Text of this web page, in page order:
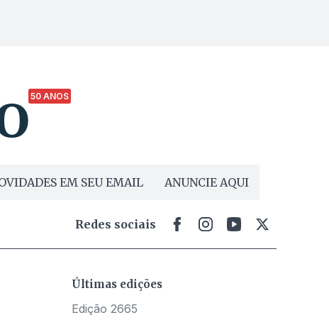
50 ANOS
EM SEU EMAIL ANUNCIE AQUI
Redes sociais
Últimas edições
Edição 2665